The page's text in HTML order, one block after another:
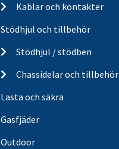
Kablar och kontakter
Stödhjul och tillbehör
Stödhjul / stödben
Chassidelar och tillbehör
Lasta och säkra
Gasfjäder
Outdoor